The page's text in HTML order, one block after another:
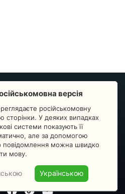
СВЯЗЬ
Статистика изменений
Преподавателям
Пульс страны
Угода підписника
версія
російськомовну
сторінки. У деяких випадках
системи показують її
але за допомогою
повідомлення можна швидко
мову.
Українською